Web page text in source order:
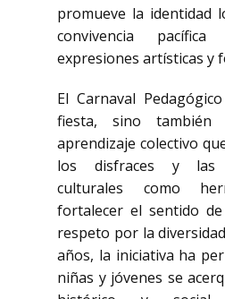
promueve la identidad
convivencia
expresiones artísticas y
El Carnaval
fiesta, sino
aprendizaje colectivo
los disfraces y las
culturales como
fortalecer el sentido
respeto por la
años, la iniciativa ha
niñas y jóvenes se